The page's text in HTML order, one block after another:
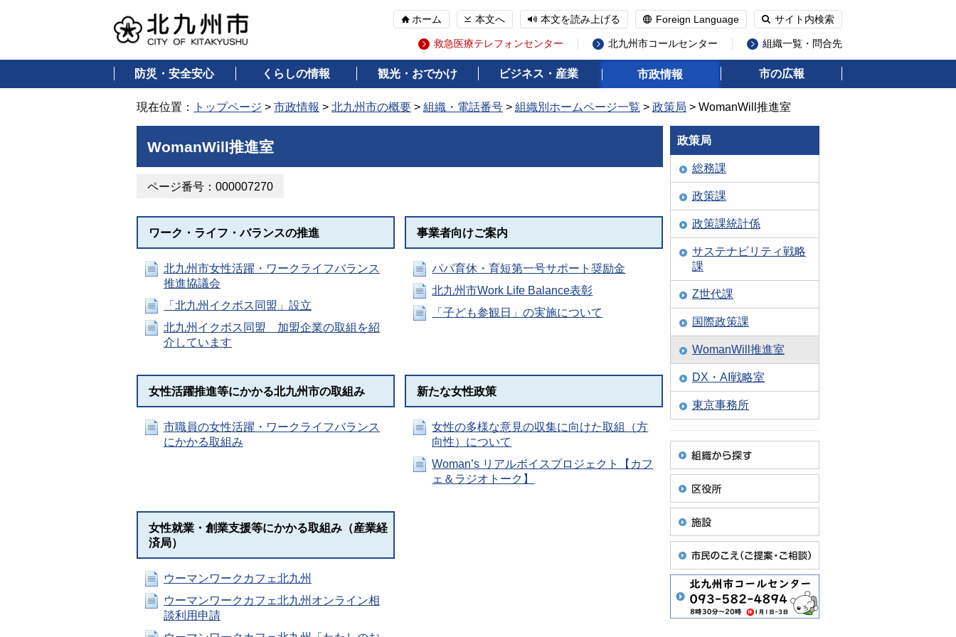
ホーム 本文へ 本文を読み上げる Foreign Language サイト内検索
救急医療テレフォンセンター 北九州市コールセンター 組織一覧・問合先
防災・安全安心 くらしの情報 観光・おでかけ ビジネス・産業 市政情報 市の広報
現在位置： トップページ > 市政情報 > 北九州市の概要 > 組織・電話番号 > 組織別ホームページ一覧 > 政策局 > WomanWill推進室
WomanWill推進室
ページ番号：000007270
ワーク・ライフ・バランスの推進
北九州市女性活躍・ワークライフバランス
推進協議会
「北九州イクボス同盟」設立
北九州イクボス同盟 加盟企業の取組を紹
介しています
事業者向けご案内
パパ育休・育短第一号サポート奨励金
北九州市Work Life Balance表彰
「子ども参観日」の実施について
女性活躍推進等にかかる北九州市の取組み
市職員の女性活躍・ワークライフバランス
にかかる取組み
新たな女性政策
女性の多様な意見の収集に向けた取組（方
向性）について
Woman’s リアルボイスプロジェクト【カフ
ェ＆ラジオトーク】
女性就業・創業支援等にかかる取組み（産業経
済局）
ウーマンワークカフェ北九州
ウーマンワークカフェ北九州オンライン相
談利用申請
政策局
総務課
政策課
政策課統計係
サステナビリティ戦略
課
Z世代課
国際政策課
WomanWill推進室
DX・AI戦略室
東京事務所